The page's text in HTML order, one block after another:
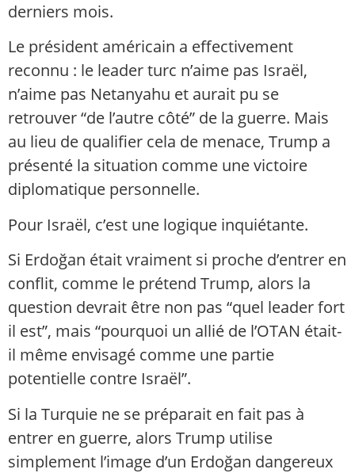
derniers mois.
Le président américain a effectivement
reconnu : le leader turc n’aime pas Israël,
n’aime pas Netanyahu et aurait pu se
retrouver “de l’autre côté” de la guerre. Mais
au lieu de qualifier cela de menace, Trump a
présenté la situation comme une victoire
diplomatique personnelle.
Pour Israël, c’est une logique inquiétante.
Si Erdoğan était vraiment si proche d’entrer en
conflit, comme le prétend Trump, alors la
question devrait être non pas “quel leader fort
il est”, mais “pourquoi un allié de l’OTAN était-
il même envisagé comme une partie
potentielle contre Israël”.
Si la Turquie ne se préparait en fait pas à
entrer en guerre, alors Trump utilise
simplement l’image d’un Erdoğan dangereux